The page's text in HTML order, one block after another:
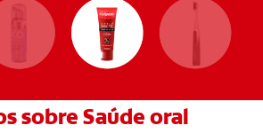
sobre Saúde oral